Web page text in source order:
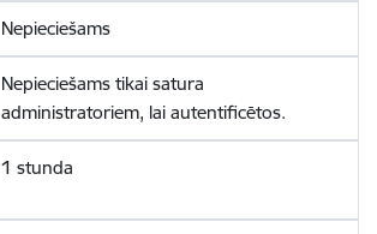
Nepieciešams
Nepieciešams tikai satura
administratoriem, lai autentificētos.
1 stunda